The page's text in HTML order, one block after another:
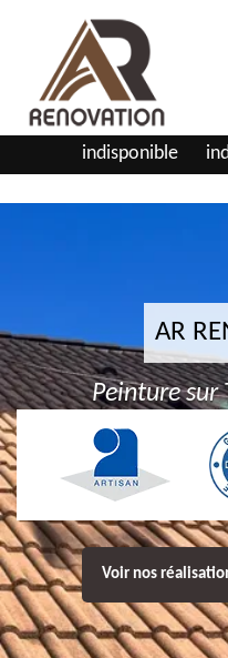
indisponible
AR
Peinture sur
Voir nos